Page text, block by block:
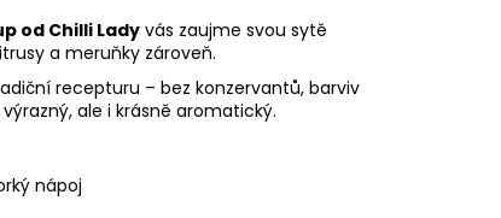
od Chilli Lady vás zaujme svou sytě
a meruňky zároveň.
recepturu – bez konzervantů, barviv
ale i krásně aromatický.
nápoj